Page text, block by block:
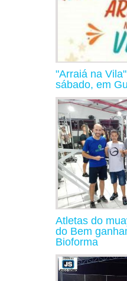
"Arraiá na
sábado, em
Atletas do
do Bem
Bioforma